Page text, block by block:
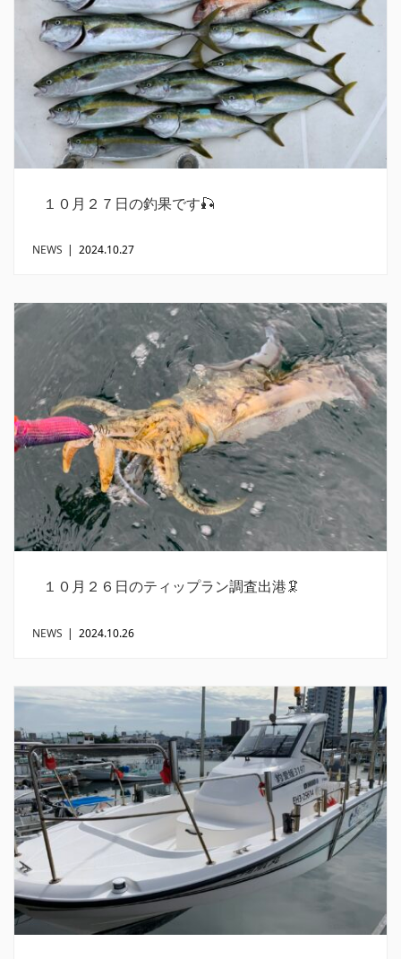
１０月２７日の釣果です🎣
NEWS | 2024.10.27
１０月２６日のティップラン調査出港🦑
NEWS | 2024.10.26